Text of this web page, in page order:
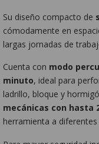
Su diseño compacto de
cómodamente en
largas jornadas de
Cuenta con modo
minuto, ideal para
ladrillo, bloque y
mecánicas con hasta
herramienta a